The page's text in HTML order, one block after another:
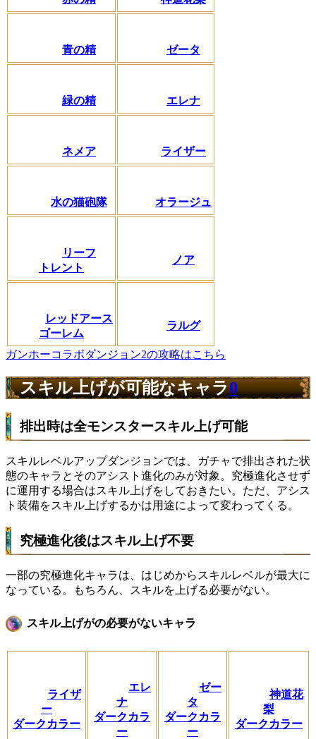
青の精 ゼータ
緑の精 エレナ
ネメア ライザー
水の猫砲隊 オラージュ
リーフ
トレント
ノア
レッドアース
ゴーレム
ラルグ
ガンホーコラボダンジョン2の攻略はこちら
スキル上げが可能なキャラ0
排出時は全モンスタースキル上げ可能
スキルレベルアップダンジョンでは、ガチャで排出された状
態のキャラとそのアシスト進化のみが対象。究極進化させず
に運用する場合はスキル上げをしておきたい。ただ、アシス
ト装備をスキル上げするかは用途によって変わってくる。
究極進化後はスキル上げ不要
一部の究極進化キャラは、はじめからスキルレベルが最大に
なっている。もちろん、スキルを上げる必要がない。
スキル上げがの必要がないキャラ
ライザ
ー
ダークカラー
エレ
ナ
ダークカラ
ー
ゼー
タ
ダークカラ
ー
神道花
梨
ダークカラー